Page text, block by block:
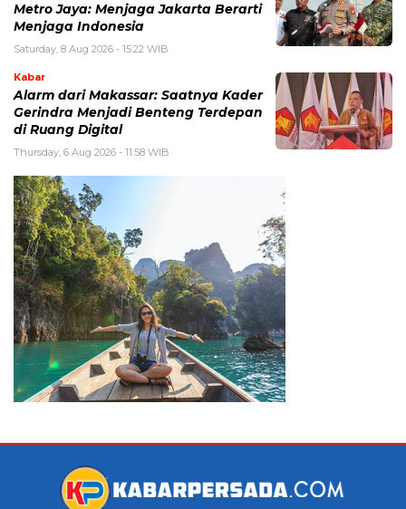
Metro Jaya: Menjaga Jakarta Berarti
Menjaga Indonesia
Saturday, 8 Aug 2026 - 15:22 WIB
Kabar
Alarm dari Makassar: Saatnya Kader
Gerindra Menjadi Benteng Terdepan
di Ruang Digital
Thursday, 6 Aug 2026 - 11:58 WIB